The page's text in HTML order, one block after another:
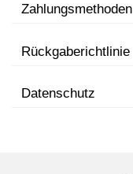
Zahlungsmethoden
Rückgaberichtlinie
Datenschutz